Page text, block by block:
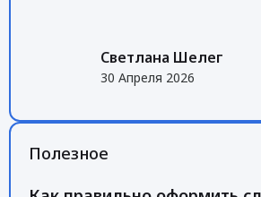
Светлана Шелег
30 Апреля 2026
Полезное